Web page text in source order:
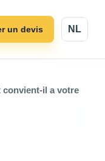
NL
un devis
convient-il a votre